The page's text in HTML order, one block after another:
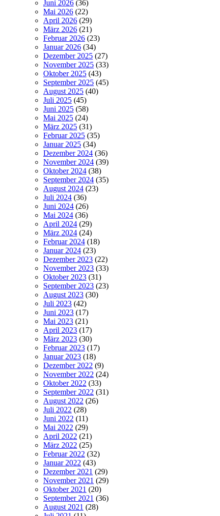
Juni 2026 (36)
Mai 2026 (22)
April 2026 (29)
März 2026 (21)
Februar 2026 (23)
Januar 2026 (34)
Dezember 2025 (27)
November 2025 (33)
Oktober 2025 (43)
September 2025 (45)
August 2025 (40)
Juli 2025 (45)
Juni 2025 (58)
Mai 2025 (24)
März 2025 (31)
Februar 2025 (35)
Januar 2025 (34)
Dezember 2024 (36)
November 2024 (39)
Oktober 2024 (38)
September 2024 (35)
August 2024 (23)
Juli 2024 (36)
Juni 2024 (26)
Mai 2024 (36)
April 2024 (29)
März 2024 (24)
Februar 2024 (18)
Januar 2024 (23)
Dezember 2023 (22)
November 2023 (33)
Oktober 2023 (31)
September 2023 (23)
August 2023 (30)
Juli 2023 (42)
Juni 2023 (17)
Mai 2023 (21)
April 2023 (17)
März 2023 (30)
Februar 2023 (17)
Januar 2023 (18)
Dezember 2022 (9)
November 2022 (24)
Oktober 2022 (33)
September 2022 (31)
August 2022 (26)
Juli 2022 (28)
Juni 2022 (11)
Mai 2022 (29)
April 2022 (21)
März 2022 (25)
Februar 2022 (32)
Januar 2022 (43)
Dezember 2021 (29)
November 2021 (29)
Oktober 2021 (20)
September 2021 (36)
August 2021 (28)